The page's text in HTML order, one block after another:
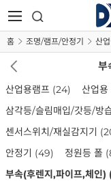
홈 조명/램프/안정기 산
부
산업용램프 (24) 산업
삼각등/슬림매입/갓등/방
센서스위치/재실감지기
안정기 (49) 정원등 폴
부속(후렌지,파이프,체인)